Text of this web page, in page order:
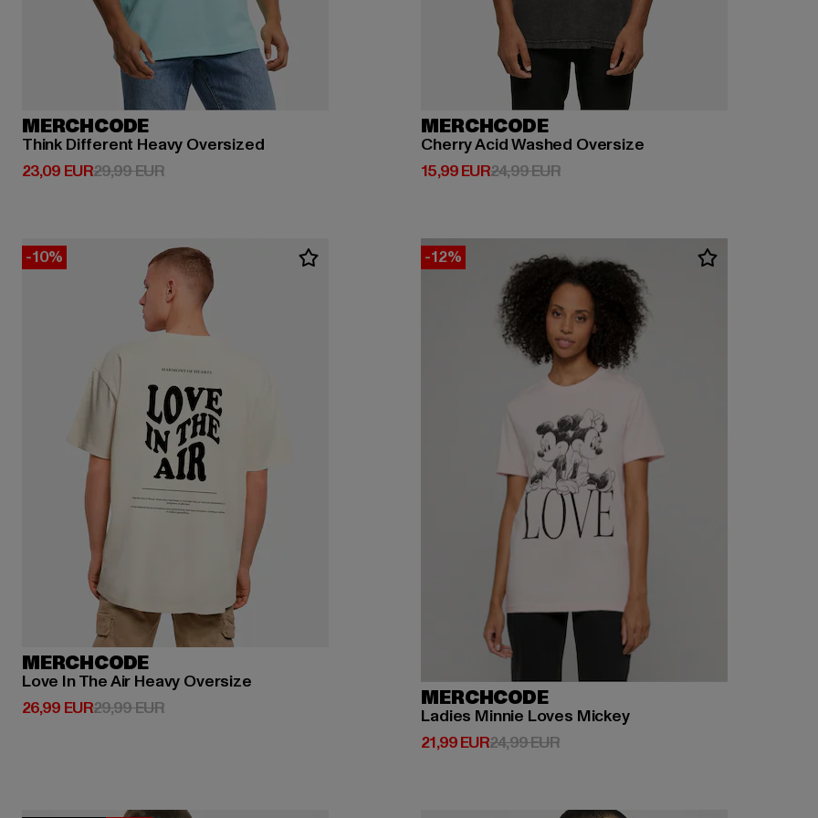
MERCHCODE
Think Different Heavy Oversized
23,09 EUR
Prix courant: 23,09 EUR
29,99 EURPrix en promotion: 29,99 EUR
MERCHCODE
Cherry Acid Washed Oversize
15,99 EUR
Prix courant: 15,99 EUR
24,99 EURPrix en promotion: 24,99 EUR
-10%
MERCHCODE
Love In The Air Heavy Oversize
26,99 EUR
Prix courant: 26,99 EUR
29,99 EURPrix en promotion: 29,99 EUR
-12%
MERCHCODE
Ladies Minnie Loves Mickey
21,99 EUR
Prix courant: 21,99 EUR
24,99 EURPrix en promotion: 24,99 EUR